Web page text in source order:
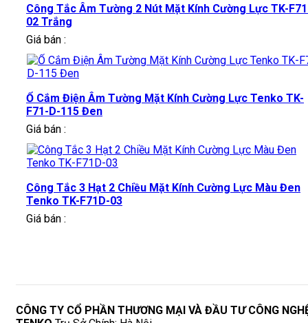
Công Tắc Âm Tường 2 Nút Mặt Kính Cường Lực TK-
02 Trắng
Giá bán :
Ổ Cắm Điện Âm Tường Mặt Kính Cường Lực Tenko TK-
F71-D-115 Đen
Giá bán :
Công Tắc 3 Hạt 2 Chiều Mặt Kính Cường Lực Màu Đen
Tenko TK-F71D-03
Giá bán :
CÔNG TY CỔ PHẦN THƯƠNG MẠI VÀ ĐẦU TƯ CÔNG